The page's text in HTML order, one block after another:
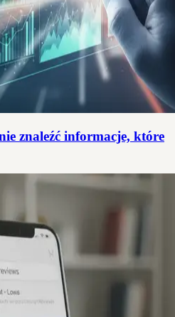
znaleźć informacje, które